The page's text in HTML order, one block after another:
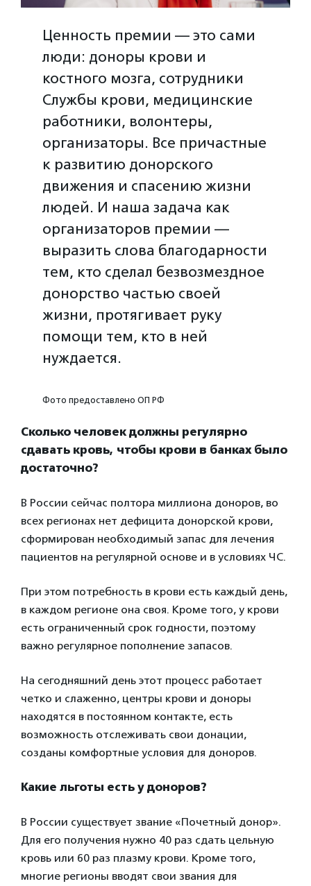
Ценность премии — это сами
люди: доноры крови и
костного мозга, сотрудники
Службы крови, медицинские
работники, волонтеры,
организаторы. Все причастные
к развитию донорского
движения и спасению жизни
людей. И наша задача как
организаторов премии —
выразить слова благодарности
тем, кто сделал безвозмездное
донорство частью своей
жизни, протягивает руку
помощи тем, кто в ней
нуждается.
Фото предоставлено ОП РФ
Сколько человек должны регулярно
сдавать кровь, чтобы крови в банках было
достаточно?
В России сейчас полтора миллиона доноров, во
всех регионах нет дефицита донорской крови,
сформирован необходимый запас для лечения
пациентов на регулярной основе и в условиях ЧС.
При этом потребность в крови есть каждый день,
в каждом регионе она своя. Кроме того, у крови
есть ограниченный срок годности, поэтому
важно регулярное пополнение запасов.
На сегодняшний день этот процесс работает
четко и слаженно, центры крови и доноры
находятся в постоянном контакте, есть
возможность отслеживать свои донации,
созданы комфортные условия для доноров.
Какие льготы есть у доноров?
В России существует звание «Почетный донор».
Для его получения нужно 40 раз сдать цельную
кровь или 60 раз плазму крови. Кроме того,
многие регионы вводят свои звания для